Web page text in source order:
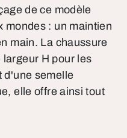
de ce modèle
mondes : un maintien
main. La chaussure
H pour les
d'une semelle
elle offre ainsi tout